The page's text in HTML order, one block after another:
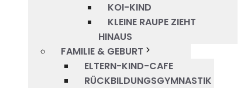
KOI-KIND
KLEINE RAUPE ZIEHT
HINAUS
FAMILIE & GEBURT
ELTERN-KIND-CAFE
RÜCKBILDUNGSGYMNASTIK